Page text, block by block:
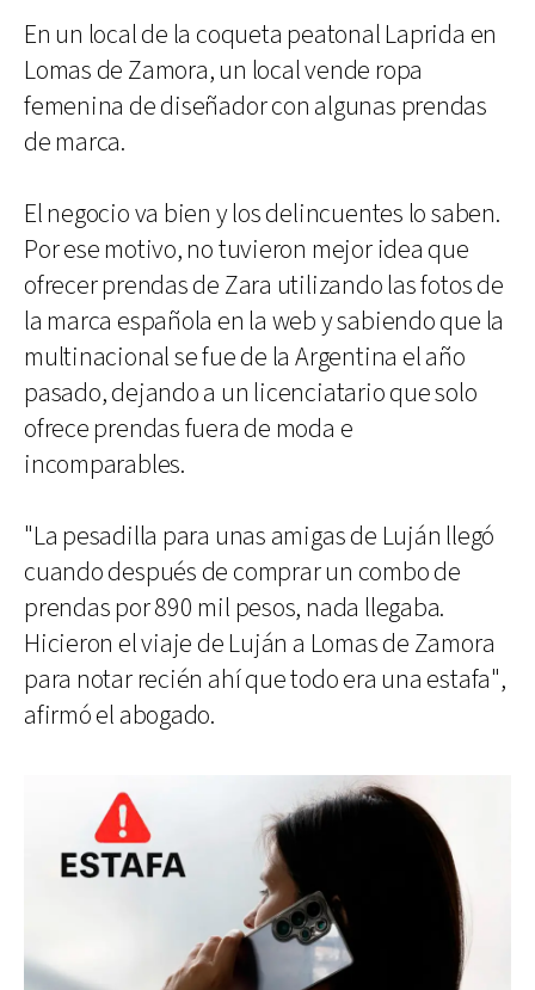
En un local de la coqueta peatonal Laprida en
Lomas de Zamora, un local vende ropa
femenina de diseñador con algunas prendas
de marca.
El negocio va bien y los delincuentes lo saben.
Por ese motivo, no tuvieron mejor idea que
ofrecer prendas de Zara utilizando las fotos de
la marca española en la web y sabiendo que la
multinacional se fue de la Argentina el año
pasado, dejando a un licenciatario que solo
ofrece prendas fuera de moda e
incomparables.
"La pesadilla para unas amigas de Luján llegó
cuando después de comprar un combo de
prendas por 890 mil pesos, nada llegaba.
Hicieron el viaje de Luján a Lomas de Zamora
para notar recién ahí que todo era una estafa",
afirmó el abogado.